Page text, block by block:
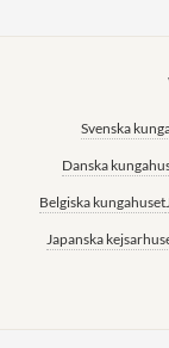
Svenska
Danska
Belgiska kungahuset
Japanska